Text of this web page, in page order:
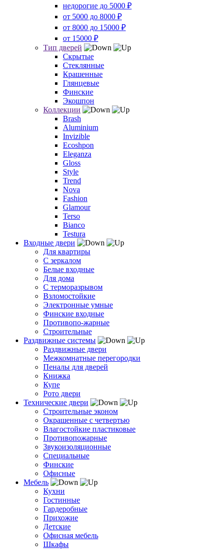
недорогие до 5000 ₽
от 5000 до 8000 ₽
от 8000 до 15000 ₽
от 15000 ₽
Тип дверей
Скрытые
Стеклянные
Крашенные
Глянцевые
Финские
Экошпон
Коллекции
Brash
Aluminium
Invizible
Ecoshpon
Eleganza
Gloss
Style
Trend
Nova
Fashion
Glamour
Terso
Bianco
Testura
Входные двери
Для квартиры
С зеркалом
Белые входные
Для дома
С терморазрывом
Взломостойкие
Электронные умные
Финские входные
Противопо-жарные
Строительные
Раздвижные системы
Раздвижные двери
Межкомнатные перегородки
Пеналы для дверей
Книжка
Купе
Рото двери
Технические двери
Строительные эконом
Окрашенные с четвертью
Влагостойкие пластиковые
Противопожарные
Звукоизоляционные
Специальные
Финские
Офисные
Мебель
Кухни
Гостинные
Гардеробные
Прихожие
Детские
Офисная мебель
Шкафы